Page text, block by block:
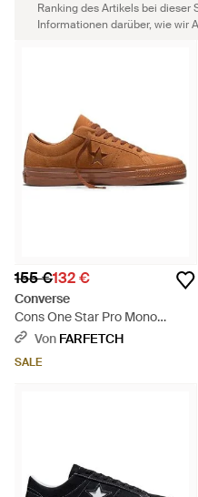
Ranking des Artikels bei dieser
Informationen darüber, wie wir
155 €132 €
Converse
Cons One Star Pro Mono
Sneakers - Braun
Von FARFETCH
SALE